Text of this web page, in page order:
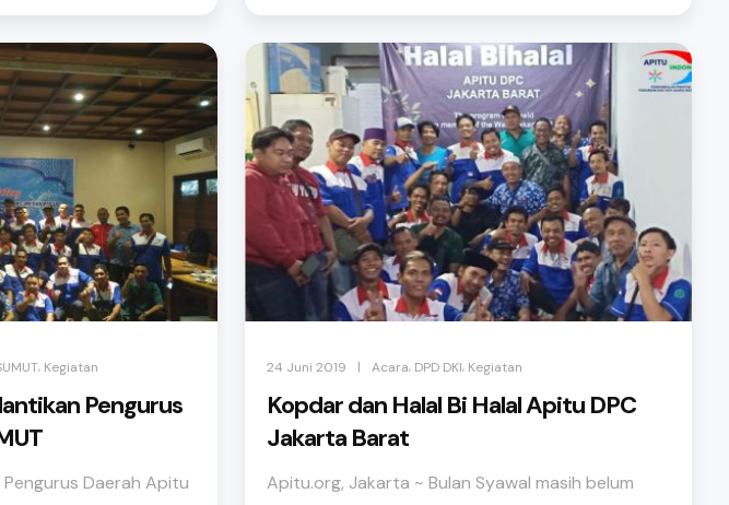
, Kegiatan
Pengurus
Daerah Apitu
24 Juni 2019 | Acara, DPD DKI, Kegiatan
Kopdar dan Halal Bi Halal Apitu DPC
Jakarta Barat
Apitu.org, Jakarta ~ Bulan Syawal masih belum